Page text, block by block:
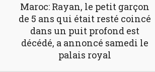
Maroc: Rayan, le petit garçon
de 5 ans qui était resté coincé
dans un puit profond est
décédé, a annoncé samedi le
palais royal